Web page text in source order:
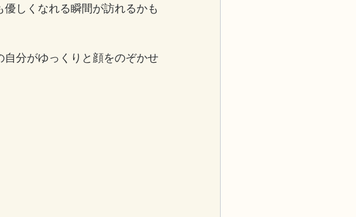
しくなれる瞬間が訪れるかも
分がゆっくりと顔をのぞかせ